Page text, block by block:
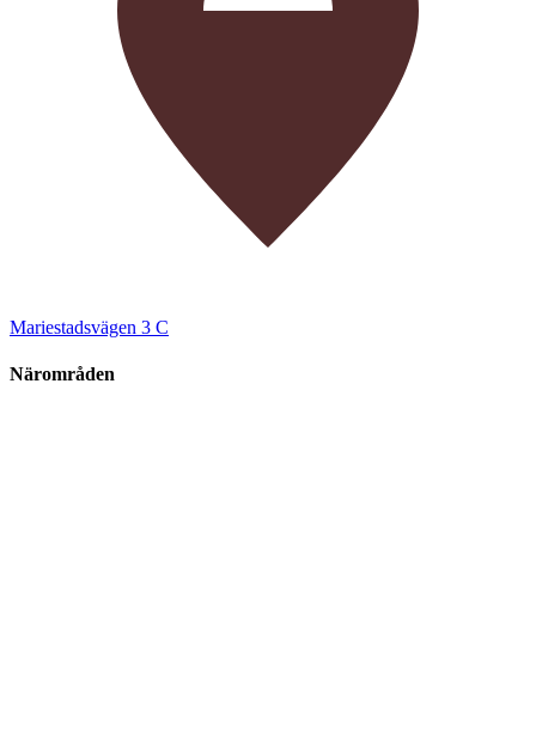
Mariestadsvägen 3 C
Närområden